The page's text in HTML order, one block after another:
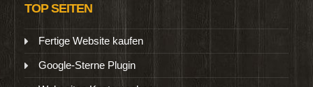
TOP SEITEN
Fertige Website kaufen
Google-Sterne Plugin